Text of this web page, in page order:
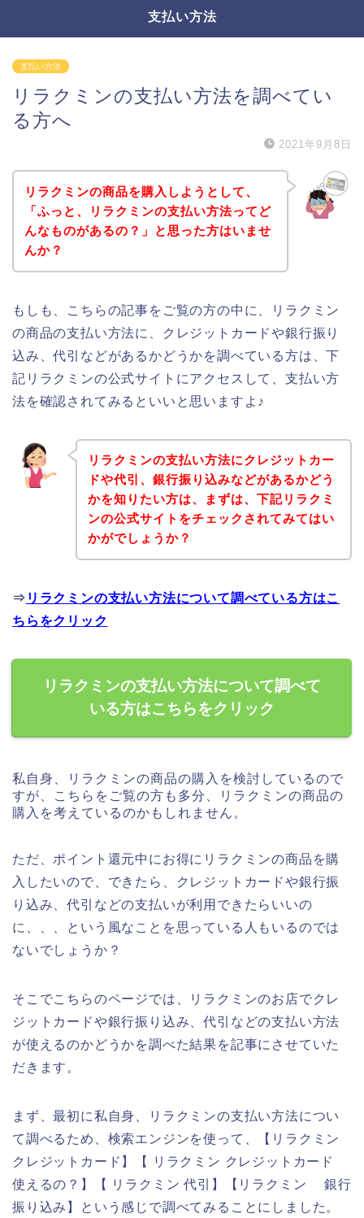
支払い方法
支払い方法
リラクミンの支払い方法を調べてい
る方へ
2021年9月8日
リラクミンの商品を購入しようとして、
「ふっと、リラクミンの支払い方法ってど
んなものがあるの？」と思った方はいませ
んか？
もしも、こちらの記事をご覧の方の中に、リラクミン
の商品の支払い方法に、クレジットカードや銀行振り
込み、代引などがあるかどうかを調べている方は、下
記リラクミンの公式サイトにアクセスして、支払い方
法を確認されてみるといいと思いますよ♪
リラクミンの支払い方法にクレジットカー
ドや代引、銀行振り込みなどがあるかどう
かを知りたい方は、まずは、下記リラクミ
ンの公式サイトをチェックされてみてはい
かがでしょうか？
⇒ リラクミンの支払い方法について調べている方はこ
ちらをクリック
リラクミンの支払い方法について調べて
いる方はこちらをクリック
私自身、リラクミンの商品の購入を検討しているので
すが、こちらをご覧の方も多分、リラクミンの商品の
購入を考えているのかもしれません。
ただ、ポイント還元中にお得にリラクミンの商品を購
入したいので、できたら、クレジットカードや銀行振
り込み、代引などの支払いが利用できたらいいの
に、、、という風なことを思っている人もいるのでは
ないでしょうか？
そこでこちらのページでは、リラクミンのお店でクレ
ジットカードや銀行振り込み、代引などの支払い方法
が使えるのかどうかを調べた結果を記事にさせていた
だきます。
まず、最初に私自身、リラクミンの支払い方法につい
て調べるため、検索エンジンを使って、【リラクミン
クレジットカード】【 リラクミン クレジットカード
使えるの？】【 リラクミン 代引】【リラクミン 銀行
振り込み】という感じで調べてみることにしました。